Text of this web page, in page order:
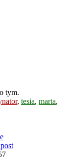
tym.
, tesia, marta,